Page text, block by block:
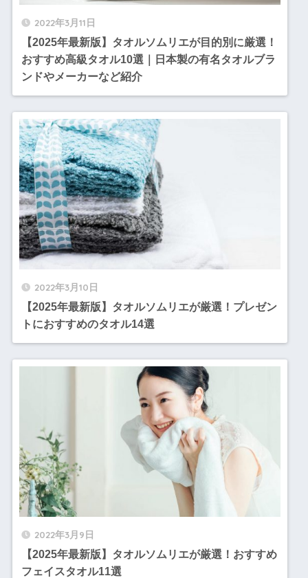
2022年3月11日
【2025年最新版】タオルソムリエが目的別に厳選！
おすすめ高級タオル10選｜日本製の有名タオルブラ
ンドやメーカーなど紹介
2022年3月10日
【2025年最新版】タオルソムリエが厳選！プレゼン
トにおすすめのタオル14選
2022年3月9日
【2025年最新版】タオルソムリエが厳選！おすすめ
フェイスタオル11選